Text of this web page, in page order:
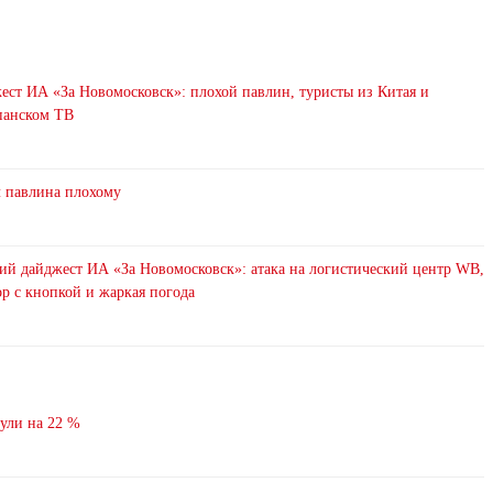
ИА «За Новомосковск»: плохой павлин, туристы из Китая и
ТВ
павлина плохому
дайджест ИА «За Новомосковск»: атака на логистический центр WB,
с кнопкой и жаркая погода
на 22 %